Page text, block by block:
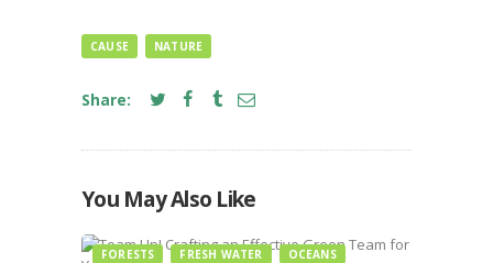
CAUSE NATURE
Share:
You May Also Like
FORESTS FRESH WATER OCEANS